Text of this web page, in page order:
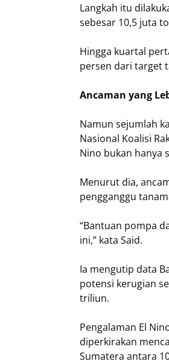
Langkah itu
sebesar 10,5 juta
Hingga kuartal
persen dari target
Ancaman yang
Namun sejumlah
Nasional Koalisi
Nino bukan hanya
Menurut dia,
pengganggu
“Bantuan pompa
ini,” kata Said.
Ia mengutip data
potensi kerugian
triliun.
Pengalaman El
diperkirakan
Sumatera antara